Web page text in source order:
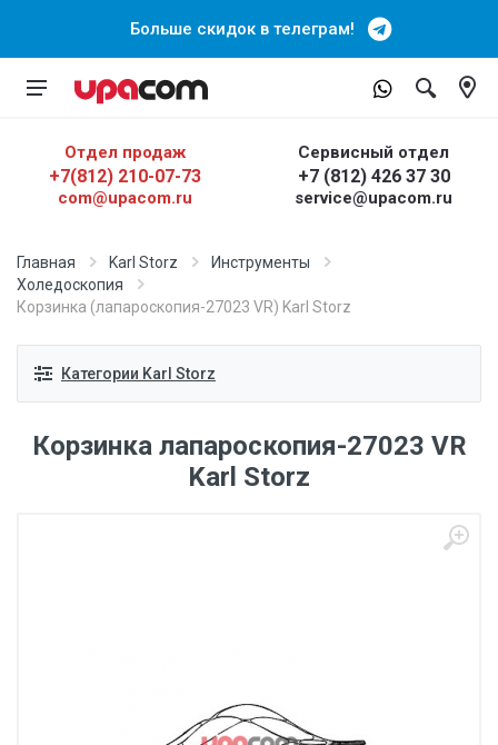
Больше скидок в телеграм!
Отдел продаж
+7(812) 210-07-73
com@upacom.ru
Сервисный отдел
+7 (812) 426 37 30
service@upacom.ru
Главная Karl Storz
Инструменты
Холедоскопия
Корзинка (лапароскопия-27023 VR) Karl Storz
Категории Karl Storz
Корзинка лапароскопия-27023 VR
Karl Storz